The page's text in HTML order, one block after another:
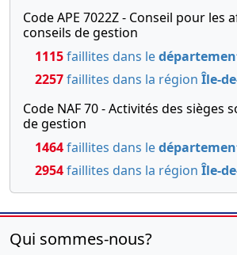
Code APE 7022Z - Conseil pour les
conseils de gestion
1115faillites dans le
2257faillites dans la région Île-
Code NAF 70 - Activités des sièges
de gestion
1464faillites dans le
2954faillites dans la région Île-
Qui sommes-nous?